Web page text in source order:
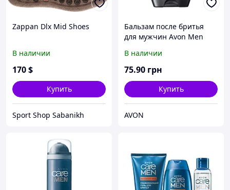
Zappan Dlx Mid Shoes
В наличии
170$
Купить
Sport Shop Sabanikh
Бальзам после бритья
для мужчин Avon Men
Эйвон, Ейвон, 100 мл
В наличии
75.90 грн
Купить
AVON